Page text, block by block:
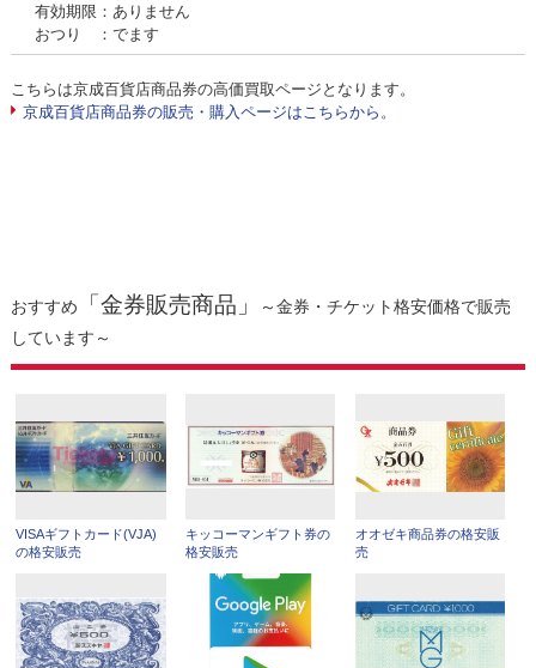
有効期限：ありません
おつり ：でます
こちらは京成百貨店商品券の高価買取ページとなります。
京成百貨店商品券の販売・購入ページはこちらから。
おすすめ 「金券販売商品」
～金券・チケット格安価格で販売
しています～
VISAギフトカード(VJA)
の格安販売
キッコーマンギフト券の
格安販売
オオゼキ商品券の格安販
売